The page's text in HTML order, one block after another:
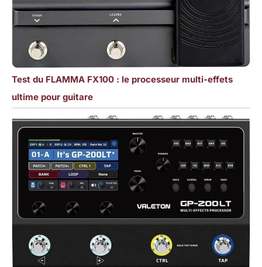
Test du FLAMMA FX100 : le processeur multi-effets
ultime pour guitare